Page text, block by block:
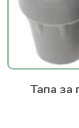
Тапа